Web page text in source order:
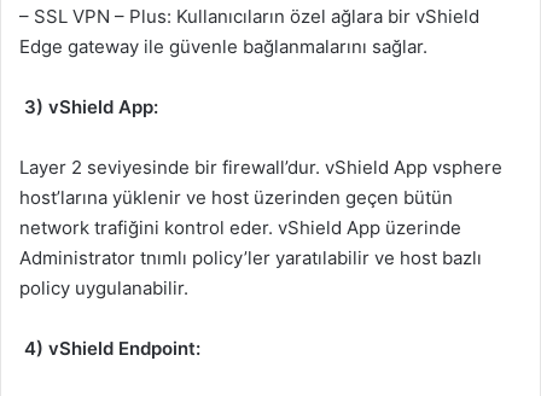
– SSL VPN – Plus: Kullanıcıların özel ağlara bir vShield
Edge gateway ile güvenle bağlanmalarını sağlar.
3) vShield App:
Layer 2 seviyesinde bir firewall’dur. vShield App vsphere
host’larına yüklenir ve host üzerinden geçen bütün
network trafiğini kontrol eder. vShield App üzerinde
Administrator tnımlı policy’ler yaratılabilir ve host bazlı
policy uygulanabilir.
4) vShield Endpoint: